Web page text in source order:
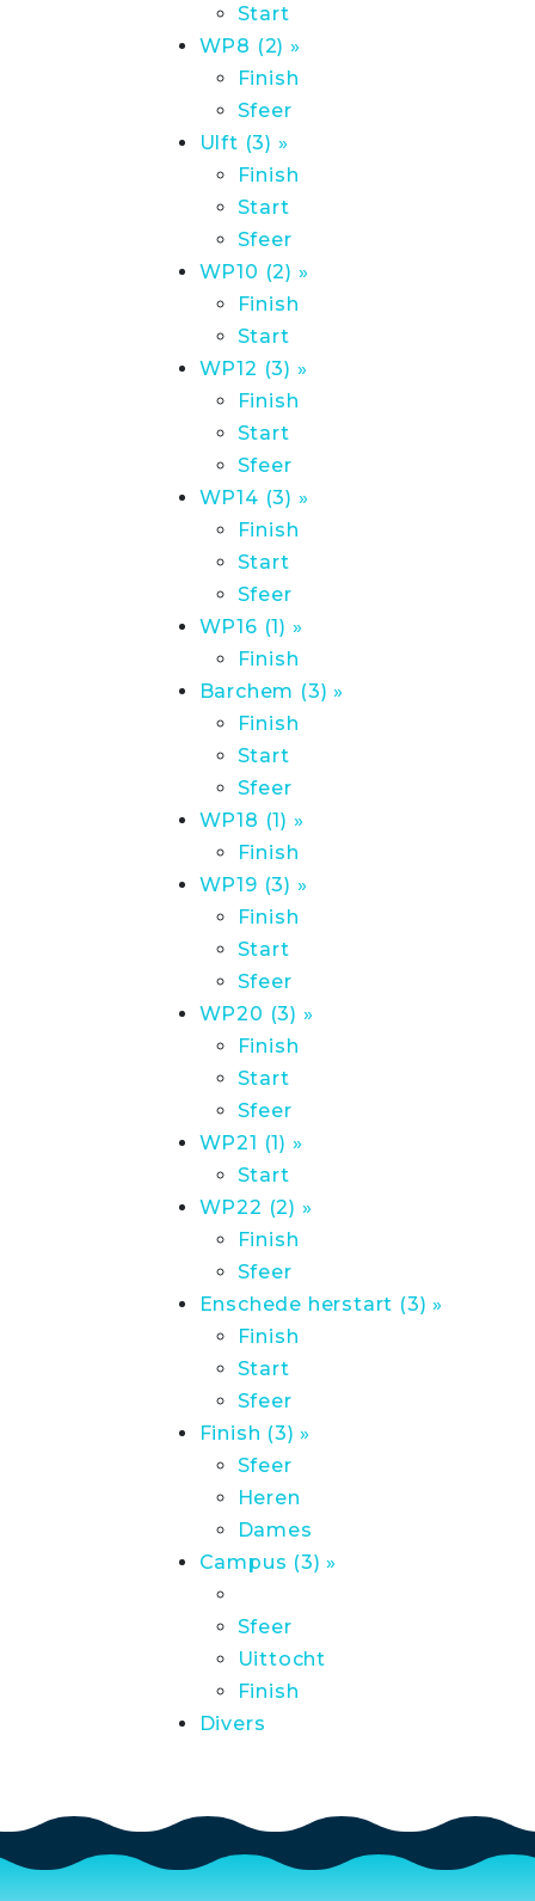
Start
WP8 (2) »
Finish
Sfeer
Ulft (3) »
Finish
Start
Sfeer
WP10 (2) »
Finish
Start
WP12 (3) »
Finish
Start
Sfeer
WP14 (3) »
Finish
Start
Sfeer
WP16 (1) »
Finish
Barchem (3) »
Finish
Start
Sfeer
WP18 (1) »
Finish
WP19 (3) »
Finish
Start
Sfeer
WP20 (3) »
Finish
Start
Sfeer
WP21 (1) »
Start
WP22 (2) »
Finish
Sfeer
Enschede herstart (3) »
Finish
Start
Sfeer
Finish (3) »
Sfeer
Heren
Dames
Campus (3) »
Sfeer
Uittocht
Finish
Divers